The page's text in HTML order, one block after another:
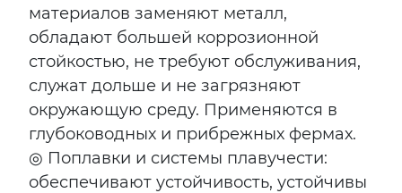
материалов заменяют металл,
обладают большей коррозионной
стойкостью, не требуют обслуживания,
служат дольше и не загрязняют
окружающую среду. Применяются в
глубоководных и прибрежных фермах.
◎ Поплавки и системы плавучести:
обеспечивают устойчивость, устойчивы